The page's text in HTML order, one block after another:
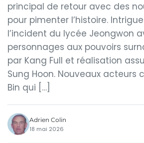
principal de retour avec des
pour pimenter l’histoire.
l’incident du lycée Jeongwon
personnages aux pouvoirs
par Kang Full et réalisation
Sung Hoon. Nouveaux acteurs
Bin qui […]
Adrien Colin
18 mai 2026